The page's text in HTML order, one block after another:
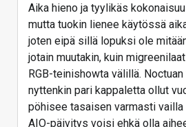
on ollut absoluuttisesti
Odotukset ei ole kovin korkealla
mistä aita matalin eli valittu taas
tuote. Samalla viivalla teknisesti
tekniikkaa käyttävät, esim. ROG
Vastaa
Aika hieno ja tyylikäs
mutta tuokin lienee käytössä
joten eipä sillä lopuksi ole
jotain muutakin, kuin
RGB-teinishowta välillä.
nyttenkin pari kappaletta ollut
pöhisee tasaisen varmasti vailla
AIO-päivitys voisi ehkä olla